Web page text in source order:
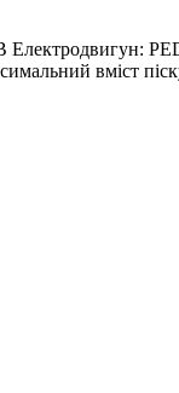
Електродвигун:
вміст